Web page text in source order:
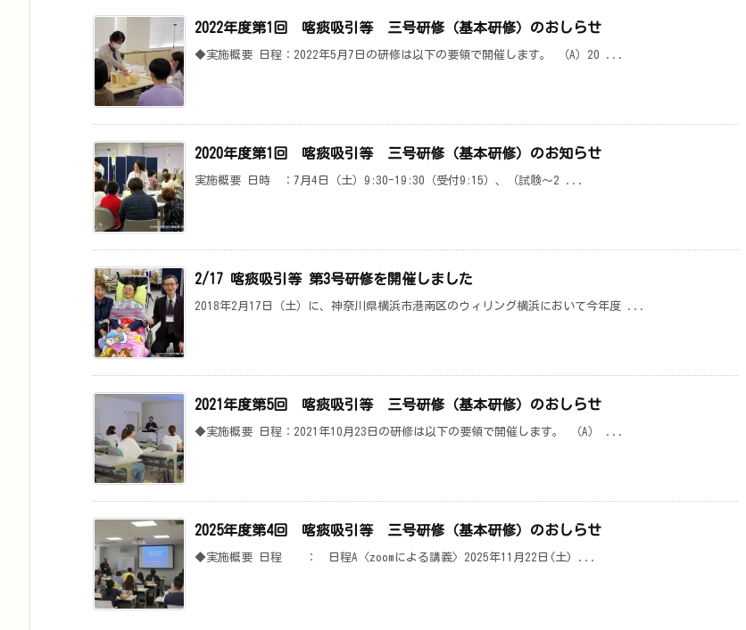
2022年度第1回 喀痰吸引等 三号研修（基本研修）のおしらせ
◆実施概要 日程：2022年5月7日の研修は以下の要領で開催します。 （A）20 ...
2020年度第1回 喀痰吸引等 三号研修（基本研修）のお知らせ
実施概要 日時 ：7月4日（土）9:30-19:30（受付9:15）、（試験～2 ...
2/17 喀痰吸引等 第3号研修を開催しました
2018年2月17日（土）に、神奈川県横浜市港南区のウィリング横浜において今年度 ...
2021年度第5回 喀痰吸引等 三号研修（基本研修）のおしらせ
◆実施概要 日程：2021年10月23日の研修は以下の要領で開催します。 （A） ...
2025年度第4回 喀痰吸引等 三号研修（基本研修）のおしらせ
◆実施概要 日程 ： 日程A〈zoomによる講義〉2025年11月22日(土) ...